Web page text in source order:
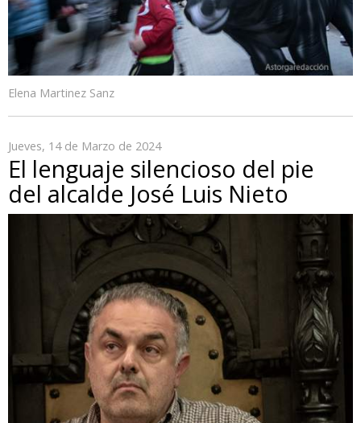
Elena Martinez Sanz
Jueves, 14 de Marzo de 2024
El lenguaje silencioso del pie
del alcalde José Luis Nieto